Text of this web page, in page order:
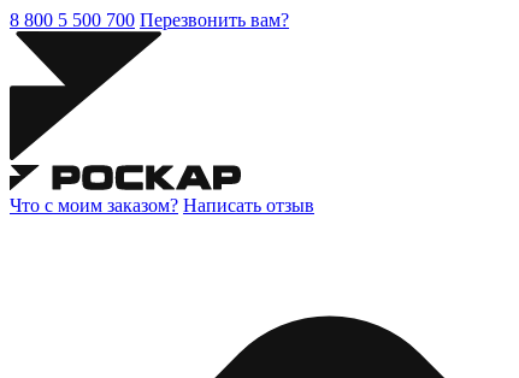
8 800 5 500 700 Перезвонить вам?
Что с моим заказом? Написать отзыв